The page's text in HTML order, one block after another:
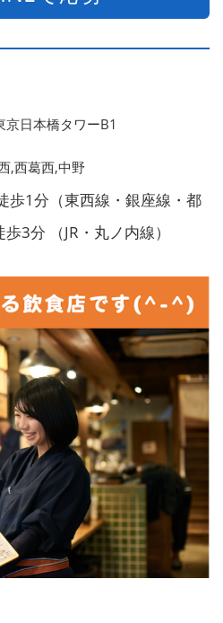
日本橋タワーB1
,西葛西,中野
歩1分（東西線・銀座線・都
3分 （JR・丸ノ内線）